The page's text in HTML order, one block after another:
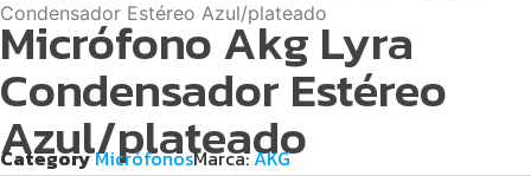
Condensador Estéreo Azul/plateado
Micrófono Akg Lyra
Condensador Estéreo
Azul/plateado
Category MicrófonosMarca:AKG